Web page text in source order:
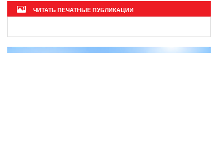
ЧИТАТЬ ПЕЧАТНЫЕ ПУБЛИКАЦИИ